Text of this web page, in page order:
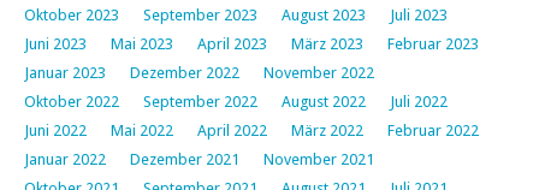
Oktober 2023
September 2023 August 2023
Juli 2023
Juni 2023
Mai 2023 April 2023 März 2023
Februar 2023
Januar 2023
Dezember 2022
November 2022
Oktober 2022
September 2022 August 2022
Juli 2022
Juni 2022
Mai 2022 April 2022 März 2022
Februar 2022
Januar 2022
Dezember 2021
November 2021